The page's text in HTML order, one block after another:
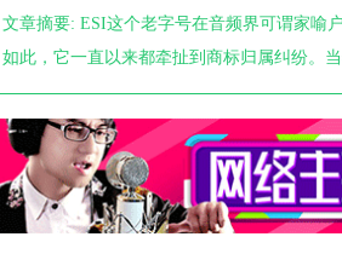
文章摘要: ESI这个老字号在音频界可谓家喻
如此，它一直以来都牵扯到商标归属纠纷。当